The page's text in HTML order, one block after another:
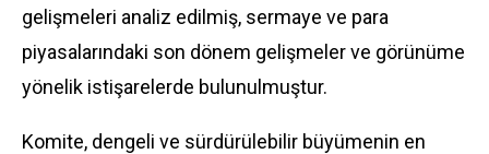
gelişmeleri analiz edilmiş, sermaye ve para
piyasalarındaki son dönem gelişmeler ve görünüme
yönelik istişarelerde bulunulmuştur.
Komite, dengeli ve sürdürülebilir büyümenin en